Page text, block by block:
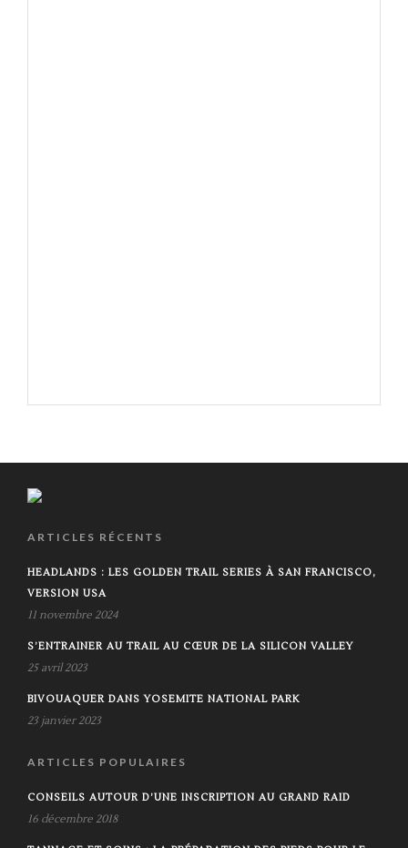
ARTICLES RÉCENTS
HEADLANDS : LES GOLDEN TRAIL SERIES À SAN FRANCISCO,
VERSION USA
11 novembre 2024
S’ENTRAINER AU TRAIL AU CŒUR DE LA SILICON VALLEY
25 avril 2023
BIVOUAQUER DANS YOSEMITE NATIONAL PARK
23 janvier 2023
ARTICLES POPULAIRES
CONSEILS AUTOUR D’UNE INSCRIPTION AU GRAND RAID
16 décembre 2018